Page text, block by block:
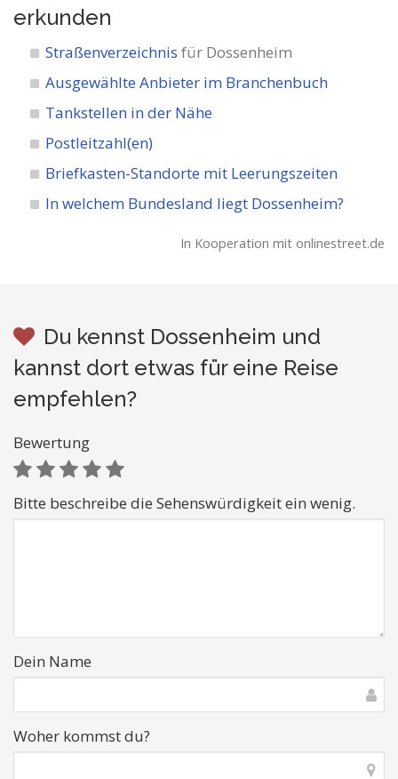
erkunden
Straßenverzeichnis für Dossenheim
Ausgewählte Anbieter im Branchenbuch
Tankstellen in der Nähe
Postleitzahl(en)
Briefkasten-Standorte mit Leerungszeiten
In welchem Bundesland liegt Dossenheim?
In Kooperation mit onlinestreet.de
Du kennst Dossenheim und
kannst dort etwas für eine Reise
empfehlen?
Bewertung
Bitte beschreibe die Sehenswürdigkeit ein wenig.
Dein Name
Woher kommst du?